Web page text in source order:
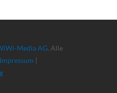
Media AG. Alle
Impressum |